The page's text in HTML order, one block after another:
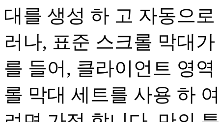
대를 생성 하 고 자동으
러나, 표준 스크롤 막대
를 들어, 클라이언트 영
롤 막대 세트를 사용 하